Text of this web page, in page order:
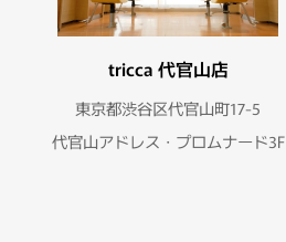
tricca 代官山店
東京都渋谷区代官山町17-5
代官山アドレス・プロムナード3F